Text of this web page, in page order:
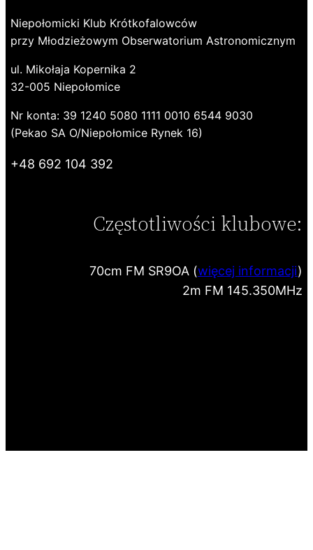
Niepołomicki Klub Krótkofalowców
przy Młodzieżowym Obserwatorium Astronomicznym
ul. Mikołaja Kopernika 2
32-005 Niepołomice
Nr konta: 39 1240 5080 1111 0010 6544 9030
(Pekao SA O/Niepołomice Rynek 16)
+48 692 104 392
Częstotliwości klubowe:
70cm FM SR9OA (więcej informacji)
2m FM 145.350MHz